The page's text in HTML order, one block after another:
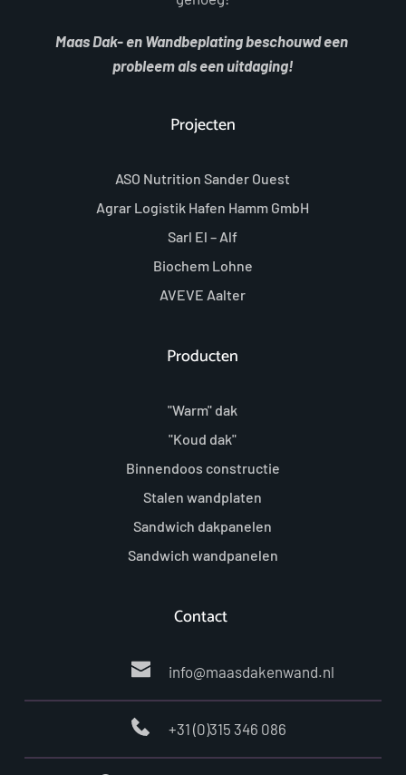
Maas Dak- en Wandbeplating beschouwd een
probleem als een uitdaging!
Projecten
ASO Nutrition Sander Ouest
Agrar Logistik Hafen Hamm GmbH
Sarl El – Alf
Biochem Lohne
AVEVE Aalter
Producten
"Warm" dak
"Koud dak"
Binnendoos constructie
Stalen wandplaten
Sandwich dakpanelen
Sandwich wandpanelen
Contact
info@maasdakenwand.nl
+31 (0)315 346 086